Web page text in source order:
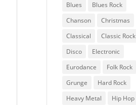
Blues
Blues Rock
Chanson
Christmas
Classical
Classic Rock
Disco
Electronic
Eurodance
Folk Rock
Grunge
Hard Rock
Heavy Metal
Hip Hop